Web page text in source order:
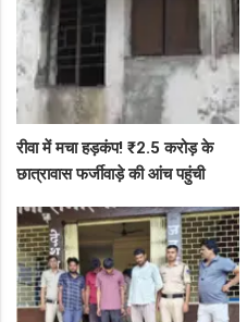
रीवा में मचा हड़कंप! ₹2.5 करोड़ के
छात्रावास फर्जीवाड़े की आंच पहुंची
एक्शन लेटर